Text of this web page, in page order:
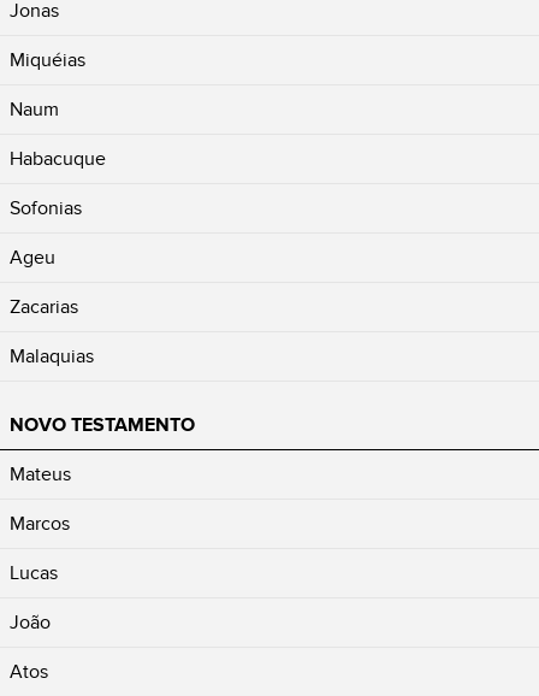
Jonas
Miquéias
Naum
Habacuque
Sofonias
Ageu
Zacarias
Malaquias
NOVO TESTAMENTO
Mateus
Marcos
Lucas
João
Atos